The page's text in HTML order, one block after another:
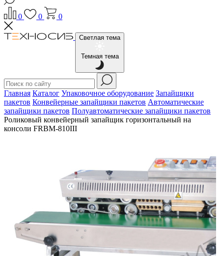
0 0 0
Светлая тема
Темная тема
Главная Каталог Упаковочное оборудование Запайщики
пакетов Конвейерные запайщики пакетов Автоматические
запайщики пакетов Полуавтоматические запайщики пакетов
Роликовый конвейерный запайщик горизонтальный на
консоли FRBM-810III